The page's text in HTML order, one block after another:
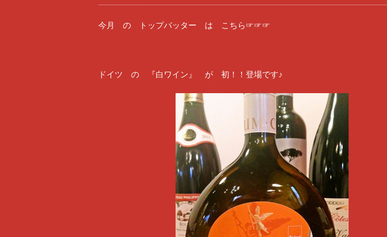
今月 の トップバッター は こちら☞☞☞
ドイツ の 『白ワイン』 が 初！！登場です♪